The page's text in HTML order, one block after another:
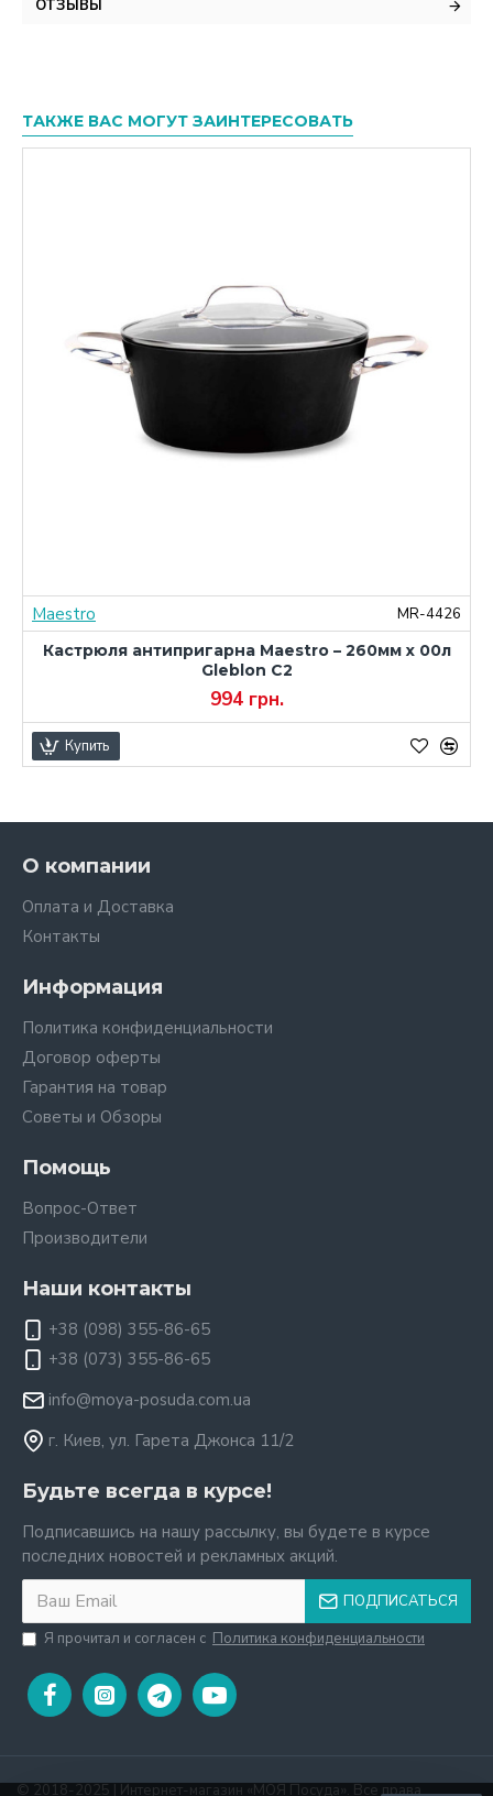
ОТЗЫВЫ
ТАКЖЕ ВАС МОГУТ ЗАИНТЕРЕСОВАТЬ
Maestro
MR-4426
Кастрюля антипригарна Maestro – 260мм x 00л
Gleblon C2
994 грн.
Купить
О компании
Оплата и Доставка
Контакты
Информация
Политика конфиденциальности
Договор оферты
Гарантия на товар
Советы и Обзоры
Помощь
Вопрос-Ответ
Производители
Наши контакты
+38 (098) 355-86-65
+38 (073) 355-86-65
info@moya-posuda.com.ua
г. Киев, ул. Гарета Джонса 11/2
Будьте всегда в курсе!
Подписавшись на нашу рассылку, вы будете в курсе
последних новостей и рекламных акций.
ПОДПИСАТЬСЯ
Я прочитал и согласен с Политика конфиденциальности
© 2018-2025 | Интернет-магазин «МОЯ Посуда». Все права